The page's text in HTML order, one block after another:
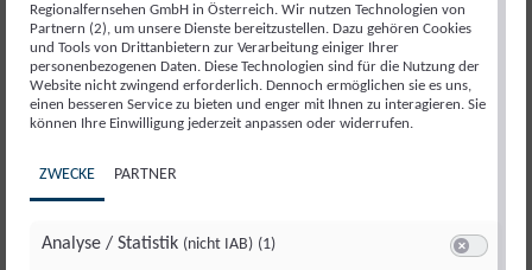
RED BULL ROMANIACS: MANUEL
GESAMTSIEG
Regionalfernsehen GmbH in Österreich. Wir nutzen Technologien von
Partnern (2), um unsere Dienste bereitzustellen. Dazu gehören Cookies
und Tools von Drittanbietern zur Verarbeitung einiger Ihrer
personenbezogenen Daten. Diese Technologien sind für die Nutzung der
Website nicht zwingend erforderlich. Dennoch ermöglichen sie es uns,
einen besseren Service zu bieten und enger mit Ihnen zu interagieren. Sie
können Ihre Einwilligung jederzeit anpassen oder widerrufen.
ZWECKE PARTNER
Analyse / Statistik (nicht IAB) (1)